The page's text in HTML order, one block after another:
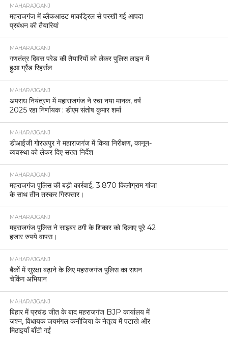
MAHARAJGANJ
महराजगंज में ब्लैकआउट माकड्रिल से परखी गई आपदा
प्रबंधन की तैयारियां
MAHARAJGANJ
गणतंत्र दिवस परेड की तैयारियों को लेकर पुलिस लाइन में
हुआ ग्रैंड रिहर्सल
MAHARAJGANJ
अपराध नियंत्रण में महाराजगंज ने रचा नया मानक, वर्ष
2025 रहा निर्णायक : डीएम संतोष कुमार शर्मा
MAHARAJGANJ
डीआईजी गोरखपुर ने महाराजगंज में किया निरीक्षण, कानून-
व्यवस्था को लेकर दिए सख्त निर्देश
MAHARAJGANJ
महराजगंज पुलिस की बड़ी कार्रवाई, 3.870 किलोग्राम गांजा
के साथ तीन तस्कर गिरफ्तार।
MAHARAJGANJ
महराजगंज पुलिस ने साइबर ठगी के शिकार को दिलाए पूरे 42
हजार रुपये वापस।
MAHARAJGANJ
बैंकों में सुरक्षा बढ़ाने के लिए महराजगंज पुलिस का सघन
चेकिंग अभियान
MAHARAJGANJ
बिहार में प्रचंड जीत के बाद महराजगंज BJP कार्यालय में
जश्न, विधायक जयमंगल कनौजिया के नेतृत्व में पटाखे और
मिठाइयाँ बाँटी गईं